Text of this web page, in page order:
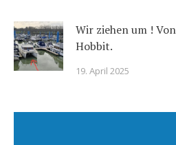
Wir ziehen um !
Hobbit.
19. April 2025